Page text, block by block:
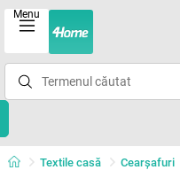
Menu
Textile casă Cearșafuri